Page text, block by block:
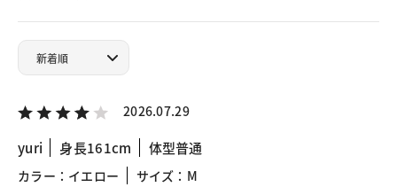
2026.07.29
yuri 身長161cm 体型普通
カラー：イエロー
サイズ：M